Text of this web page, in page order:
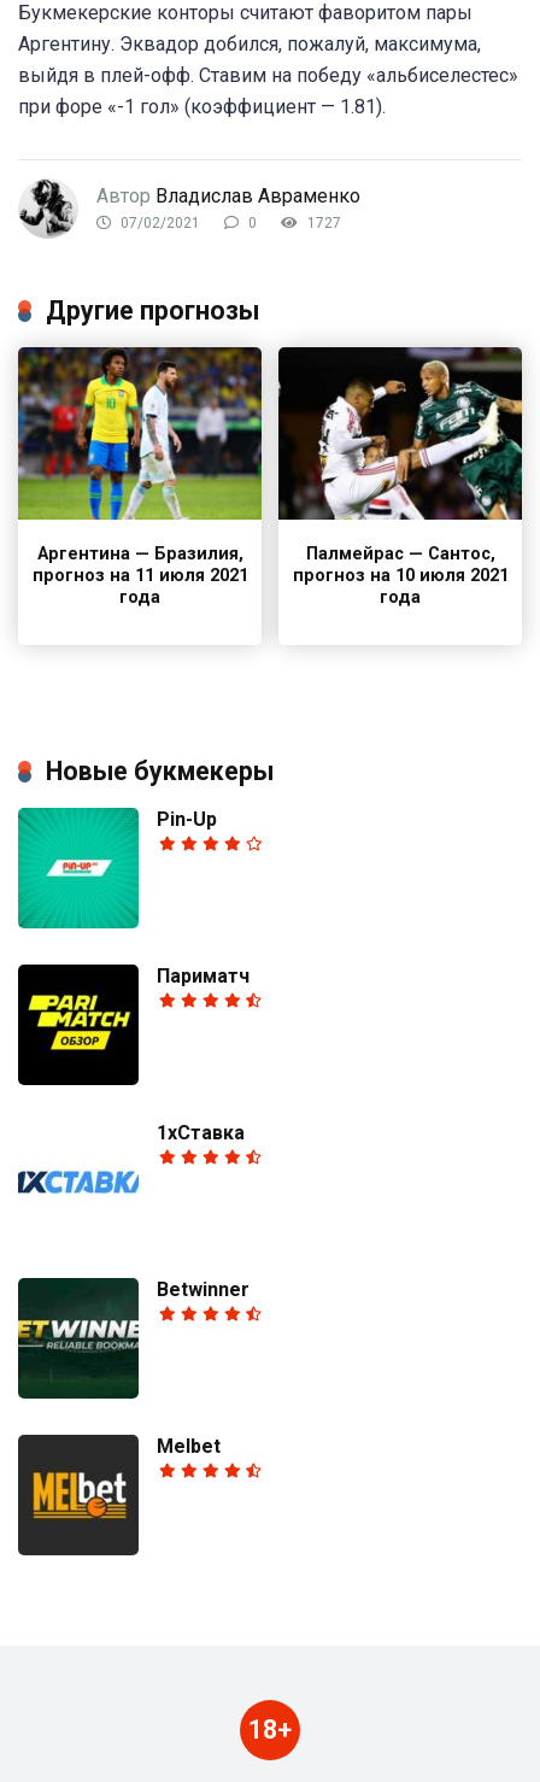
Букмекерские конторы считают фаворитом пары
Аргентину. Эквадор добился, пожалуй, максимума,
выйдя в плей-офф. Ставим на победу «альбиселестес»
при форе «-1 гол» (коэффициент — 1.81).
Автор Владислав Авраменко
07/02/2021 0 1727
Другие прогнозы
Аргентина — Бразилия,
прогноз на 11 июля 2021
года
Палмейрас — Сантос,
прогноз на 10 июля 2021
года
Новые букмекеры
Pin-Up
Париматч
1хСтавка
Betwinner
Melbet
18+